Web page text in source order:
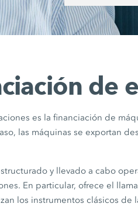
de
es la financiación de
las máquinas se exportan
y llevado a cabo
En particular, ofrece el
los instrumentos clásicos